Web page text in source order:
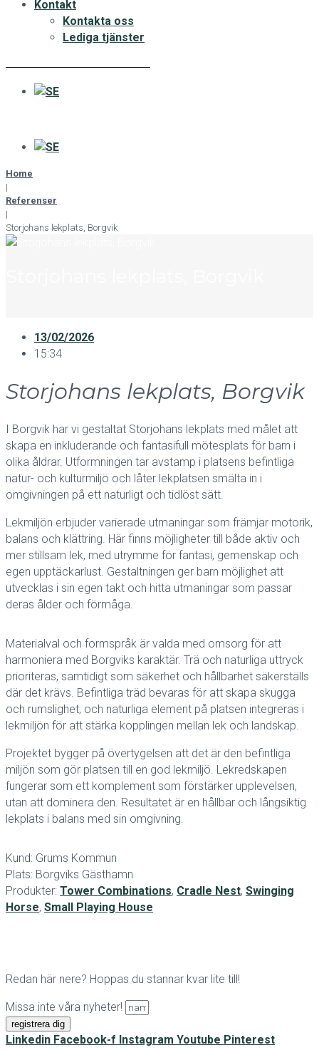
Kontakt
Kontakta oss
Lediga tjänster
Home
|
Referenser
|
Storjohans lekplats, Borgvik
13/02/2026
15:34
Storjohans lekplats, Borgvik
I Borgvik har vi gestaltat Storjohans lekplats med målet att
skapa en inkluderande och fantasifull mötesplats för barn i
olika åldrar. Utformningen tar avstamp i platsens befintliga
natur- och kulturmiljö och låter lekplatsen smälta in i
omgivningen på ett naturligt och tidlöst sätt.
Lekmiljön erbjuder varierade utmaningar som främjar motorik,
balans och klättring. Här finns möjligheter till både aktiv och
mer stillsam lek, med utrymme för fantasi, gemenskap och
egen upptäckarlust. Gestaltningen ger barn möjlighet att
utvecklas i sin egen takt och hitta utmaningar som passar
deras ålder och förmåga.
Materialval och formspråk är valda med omsorg för att
harmoniera med Borgviks karaktär. Trä och naturliga uttryck
prioriteras, samtidigt som säkerhet och hållbarhet säkerställs
där det krävs. Befintliga träd bevaras för att skapa skugga
och rumslighet, och naturliga element på platsen integreras i
lekmiljön för att stärka kopplingen mellan lek och landskap.
Projektet bygger på övertygelsen att det är den befintliga
miljön som gör platsen till en god lekmiljö. Lekredskapen
fungerar som ett komplement som förstärker upplevelsen,
utan att dominera den. Resultatet är en hållbar och långsiktig
lekplats i balans med sin omgivning.
Kund: Grums Kommun
Plats: Borgviks Gästhamn
Produkter: Tower Combinations, Cradle Nest, Swinging
Horse, Small Playing House
Redan här nere? Hoppas du stannar kvar lite till!
Missa inte våra nyheter!
registrera dig
Linkedin Facebook-f Instagram Youtube Pinterest